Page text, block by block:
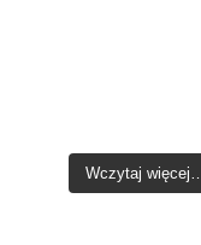
Wczytaj więcej…